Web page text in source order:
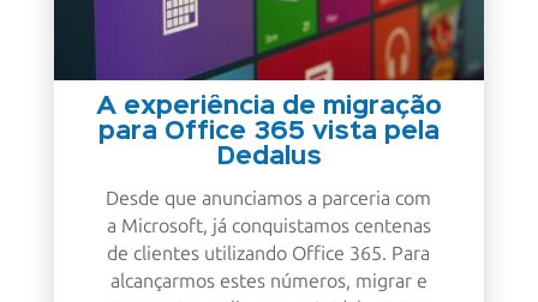
A experiência de migração
para Office 365 vista pela
Dedalus
Desde que anunciamos a parceria com
a Microsoft, já conquistamos centenas
de clientes utilizando Office 365. Para
alcançarmos estes números, migrar e